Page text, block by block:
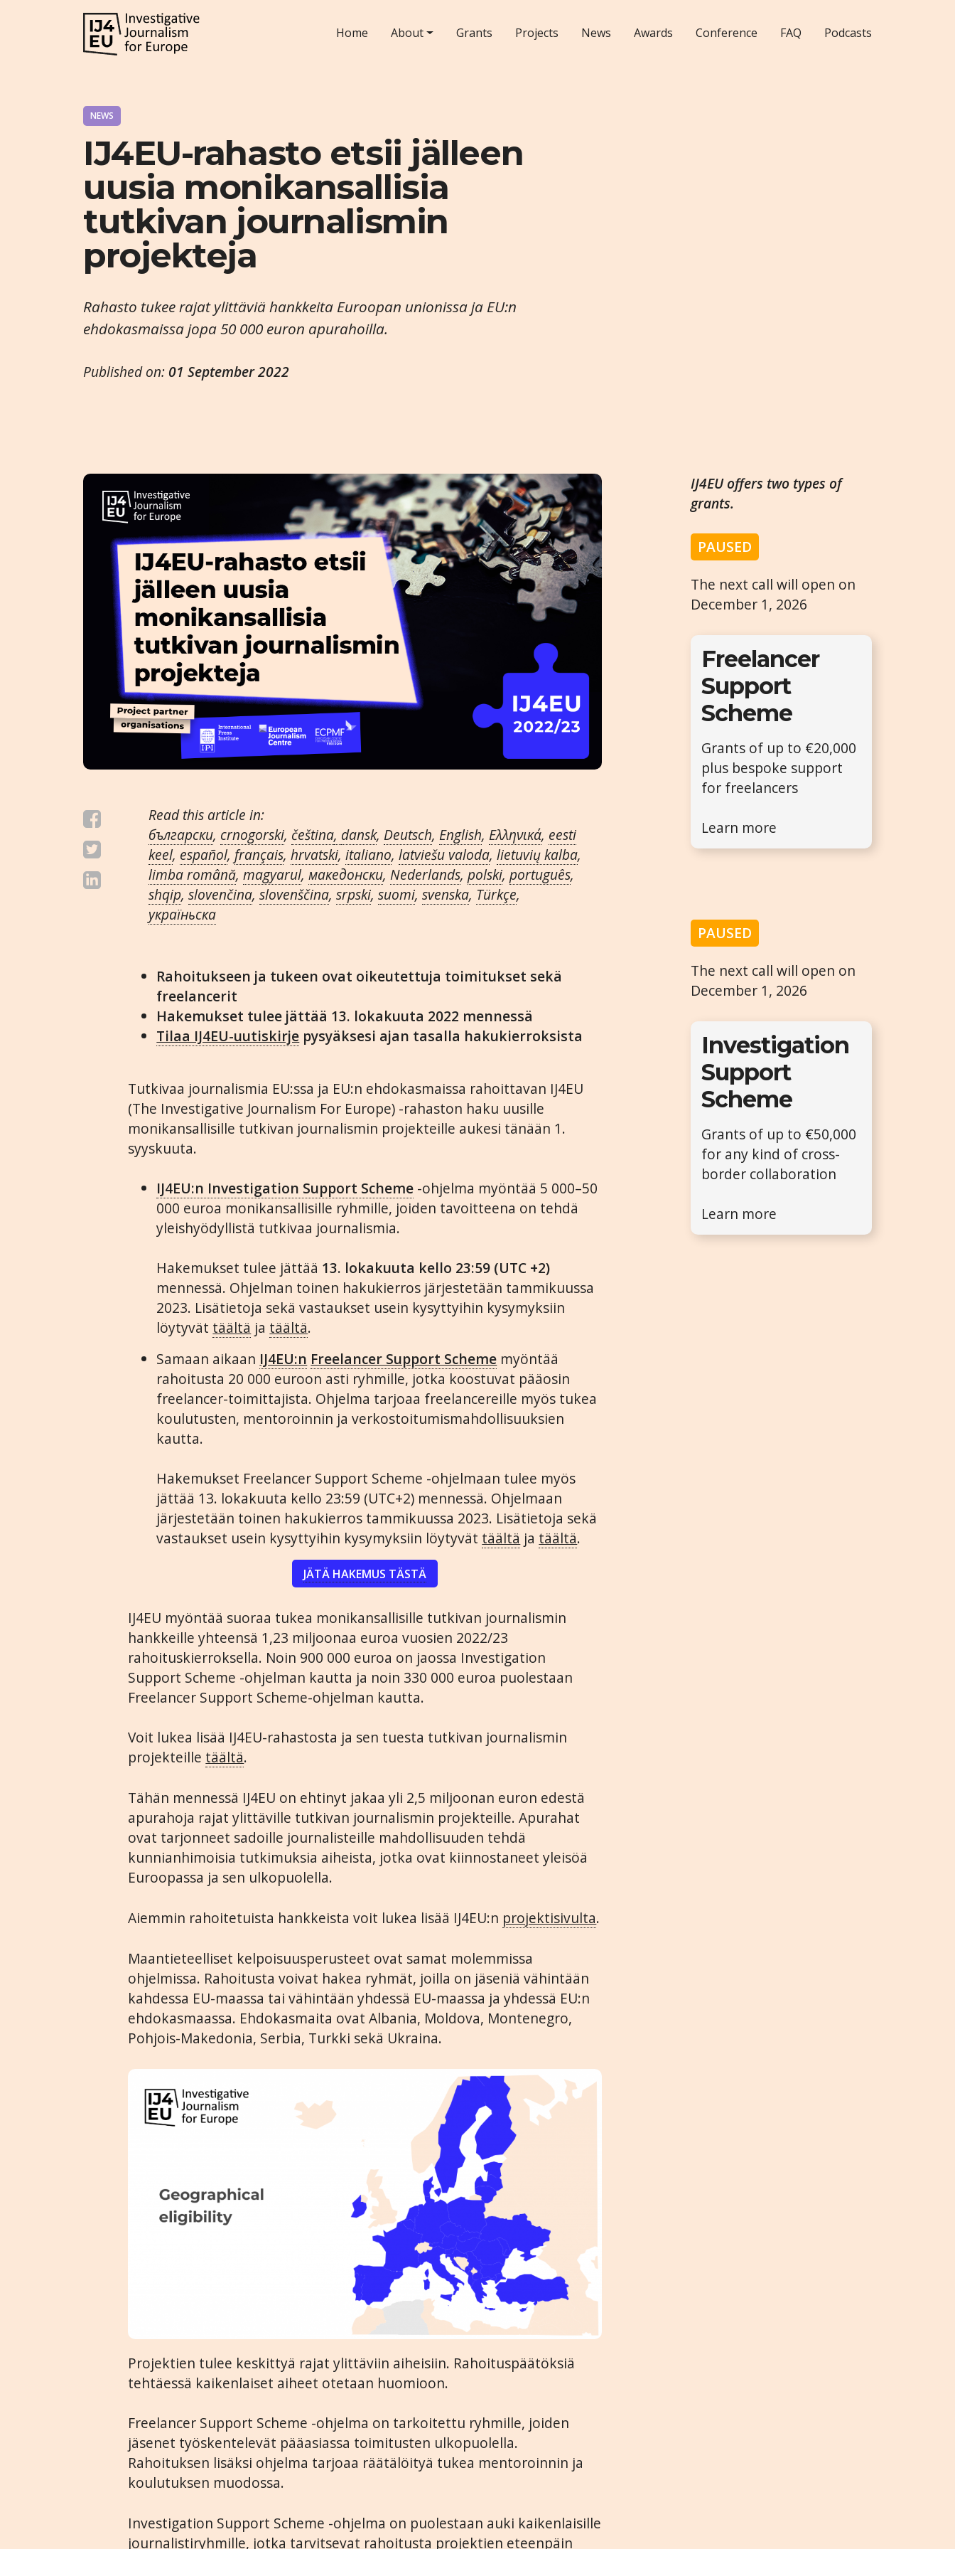
Home About Grants Projects News Awards Conference FAQ Podcasts
NEWS
IJ4EU-rahasto etsii jälleen
uusia monikansallisia
tutkivan journalismin
projekteja
Rahasto tukee rajat ylittäviä hankkeita Euroopan unionissa ja EU:n
ehdokasmaissa jopa 50 000 euron apurahoilla.
Published on: 01 September 2022
Read this article in:
български, crnogorski, čeština, dansk, Deutsch, English, Ελληνικά, eesti
keel, español, français,hrvatski,italiano,latviešu valoda,lietuvių kalba,
limba română,magyarul,македонски,Nederlands,polski,português,
shqip,slovenčina,slovenščina,srpski,suomi,svenska, Türkçe,
украïньска
Rahoitukseen ja tukeen ovat oikeutettuja toimitukset sekä
freelancerit
Hakemukset tulee jättää 13. lokakuuta 2022 mennessä
Tilaa IJ4EU-uutiskirje pysyäksesi ajan tasalla hakukierroksista
Tutkivaa journalismia EU:ssa ja EU:n ehdokasmaissa rahoittavan IJ4EU
(The Investigative Journalism For Europe) -rahaston haku uusille
monikansallisille tutkivan journalismin projekteille aukesi tänään 1.
syyskuuta.
IJ4EU:n Investigation Support Scheme -ohjelma myöntää 5 000–50
000 euroa monikansallisille ryhmille, joiden tavoitteena on tehdä
yleishyödyllistä tutkivaa journalismia.
Hakemukset tulee jättää 13. lokakuuta kello 23:59 (UTC +2)
mennessä. Ohjelman toinen hakukierros järjestetään tammikuussa
2023. Lisätietoja sekä vastaukset usein kysyttyihin kysymyksiin
löytyvät täältä ja täältä.
Samaan aikaan IJ4EU:n Freelancer Support Scheme myöntää
rahoitusta 20 000 euroon asti ryhmille, jotka koostuvat pääosin
freelancer-toimittajista. Ohjelma tarjoaa freelancereille myös tukea
koulutusten, mentoroinnin ja verkostoitumismahdollisuuksien
kautta.
Hakemukset Freelancer Support Scheme -ohjelmaan tulee myös
jättää 13. lokakuuta kello 23:59 (UTC+2) mennessä. Ohjelmaan
järjestetään toinen hakukierros tammikuussa 2023. Lisätietoja sekä
vastaukset usein kysyttyihin kysymyksiin löytyvät täältä ja täältä.
JÄTÄ HAKEMUS TÄSTÄ
IJ4EU myöntää suoraa tukea monikansallisille tutkivan journalismin
hankkeille yhteensä 1,23 miljoonaa euroa vuosien 2022/23
rahoituskierroksella. Noin 900 000 euroa on jaossa Investigation
Support Scheme -ohjelman kautta ja noin 330 000 euroa puolestaan
Freelancer Support Scheme-ohjelman kautta.
Voit lukea lisää IJ4EU-rahastosta ja sen tuesta tutkivan journalismin
projekteille täältä.
Tähän mennessä IJ4EU on ehtinyt jakaa yli 2,5 miljoonan euron edestä
apurahoja rajat ylittäville tutkivan journalismin projekteille. Apurahat
ovat tarjonneet sadoille journalisteille mahdollisuuden tehdä
kunnianhimoisia tutkimuksia aiheista, jotka ovat kiinnostaneet yleisöä
Euroopassa ja sen ulkopuolella.
Aiemmin rahoitetuista hankkeista voit lukea lisää IJ4EU:n projektisivulta.
Maantieteelliset kelpoisuusperusteet ovat samat molemmissa
ohjelmissa. Rahoitusta voivat hakea ryhmät, joilla on jäseniä vähintään
kahdessa EU-maassa tai vähintään yhdessä EU-maassa ja yhdessä EU:n
ehdokasmaassa. Ehdokasmaita ovat Albania, Moldova, Montenegro,
Pohjois-Makedonia, Serbia, Turkki sekä Ukraina.
Projektien tulee keskittyä rajat ylittäviin aiheisiin. Rahoituspäätöksiä
tehtäessä kaikenlaiset aiheet otetaan huomioon.
Freelancer Support Scheme -ohjelma on tarkoitettu ryhmille, joiden
jäsenet työskentelevät pääasiassa toimitusten ulkopuolella.
Rahoituksen lisäksi ohjelma tarjoaa räätälöityä tukea mentoroinnin ja
koulutuksen muodossa.
Investigation Support Scheme -ohjelma on puolestaan auki kaikenlaisille
journalistiryhmille, jotka tarvitsevat rahoitusta projektien eteenpäin
IJ4EU offers two types of
grants.
PAUSED
The next call will open on
December 1, 2026
Freelancer
Support
Scheme
Grants of up to €20,000
plus bespoke support
for freelancers
Learn more
PAUSED
The next call will open on
December 1, 2026
Investigation
Support
Scheme
Grants of up to €50,000
for any kind of cross-
border collaboration
Learn more